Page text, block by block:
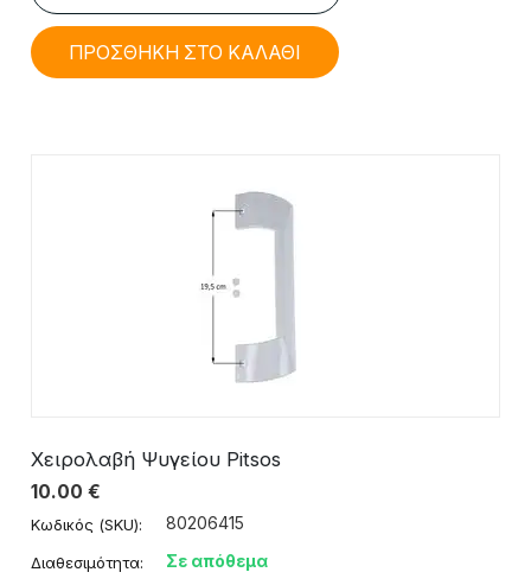
ΠΡΟΣΘΗΚΗ ΣΤΟ ΚΑΛΑΘΙ
Χειρολαβή Ψυγείου Pitsos
10.00 €
Κωδικός (SKU): 80206415
Διαθεσιμότητα: Σε απόθεμα